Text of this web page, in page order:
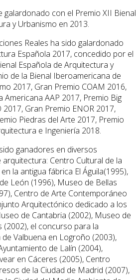
galardonado con el Premio XII Bienal
y Urbanismo en 2013.
Reales ha sido galardonado
Española 2017, concedido por el
Española de Arquitectura y
de la Bienal Iberoamericana de
2017, Gran Premio COAM 2016,
Americana AAP 2017, Premio Big
Gran Premio ENOR 2017,
Piedras del Arte 2017, Premio
e Ingeniería 2018.
ganadores en diversos
Centro Cultural de la
la antigua fábrica El Águila(1995),
León (1996), Museo de Bellas
Centro de Arte Contemporáneo
Arquitectónico dedicado a los
de Cantabria (2002), Museo de
(2002), el concurso para la
Valbuena en Logroño (2003),
de Lalín (2004),
en Cáceres (2005), Centro
de la Ciudad de Madrid (2007),